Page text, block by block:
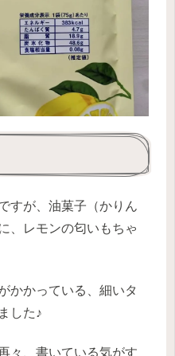
すが、油菓子（かりん
、レモンの匂いもちゃ
かかっている、細いタ
した♪
々、書いている気がす